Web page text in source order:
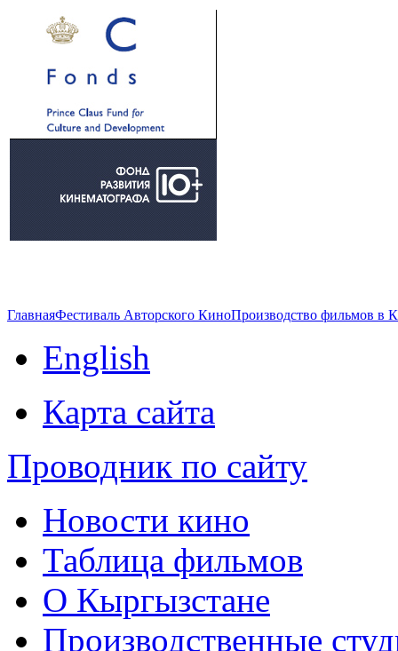
ГлавнаяФестиваль Авторского КиноПроизводство фильмов в
English
Карта сайта
Проводник по сайту
Новости кино
Таблица фильмов
О Кыргызстане
Производственные